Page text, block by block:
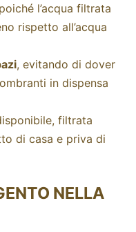
l’acqua filtrata
rispetto all’acqua
, evitando di dover
in dispensa
filtrata
di casa e priva di
NELLA